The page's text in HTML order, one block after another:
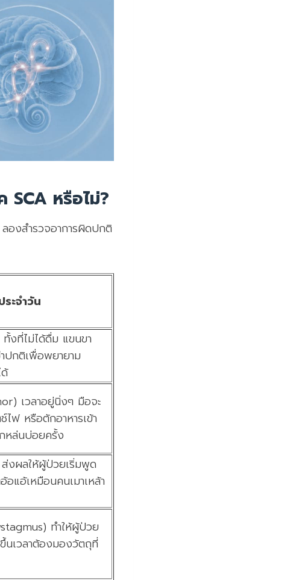
หรือไม่?
องสำรวจอาการผิดปกติ
ะจำวัน
ทั้งที่ไม่ได้ดื่ม แขนขา
ปกติเพื่อพยายาม
เวลาอยู่นิ่งๆ มือจะ
ฟ หรือตักอาหารเข้า
หล่นบ่อยครั้ง
งผลให้ผู้ป่วยเริ่มพูด
แอ้เหมือนคนเมาเหล้า
ทำให้ผู้ป่วย
นเวลาต้องมองวัตถุที่